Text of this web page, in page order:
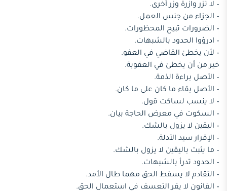
– لا تزر وازرة وزر أخرى.
– الجزاء من جنس العمل.
– الضرورات تبيح المحظورات.
– ادرؤوا الحدود بالشبهات.
– لأن يخطئ القاضي في العفو.
خير من أن يخطئ في العقوبة.
– الأصل براءة الذمة.
– الأصل بقاء ما كان على ما كان.
– لا ينسب لساكت قول.
– السكوت في معرض الحاجة بيان.
– اليقين لا يزول بالشك.
– الإقرار سيد الأدلة.
– ما يثبت باليقين لا يزول بالشك.
– الحدود تدرأ بالشبهات.
– التقادم لا يسقط الحق مهما طال الأمد.
– القانون لا يقر التعسف في استعمال الحق.